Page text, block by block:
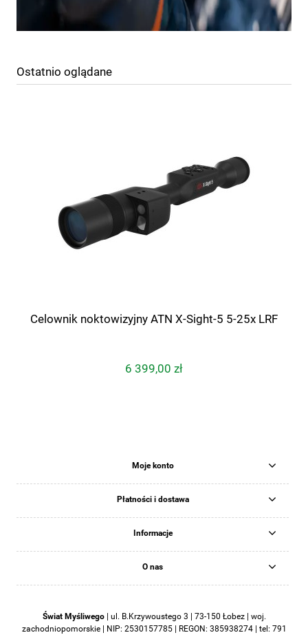
Ostatnio oglądane
Celownik noktowizyjny ATN X-Sight-5 5-25x LRF
6 399,00 zł
Moje konto
Płatności i dostawa
Informacje
O nas
Świat Myśliwego| ul. B.Krzywoustego 3 | 73-150 Łobez | woj.
zachodniopomorskie | NIP: 2530157785 | REGON: 385938274 | tel: 791